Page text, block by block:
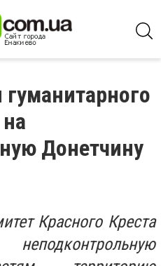
Донетчину
Красного Креста